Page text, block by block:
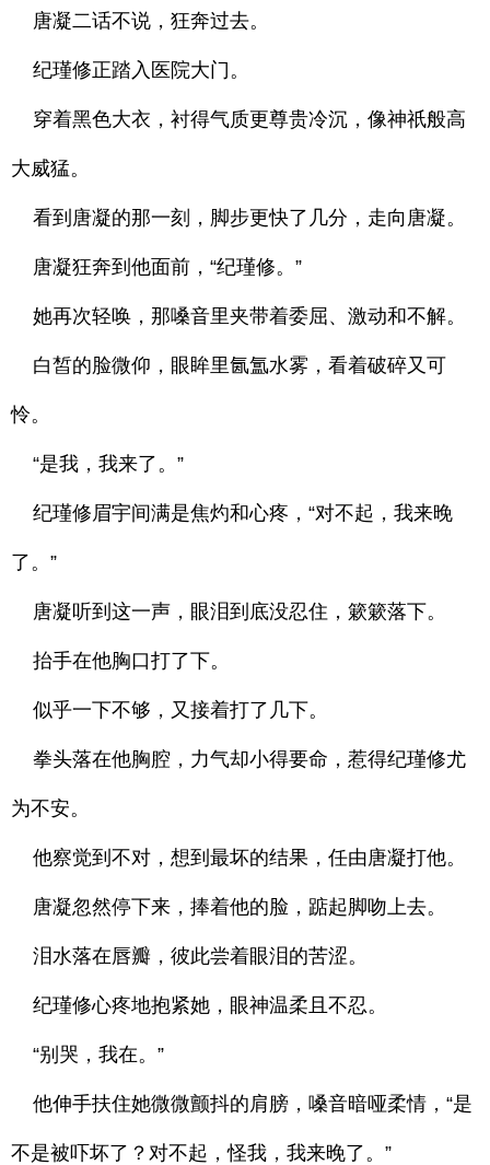
唐凝二话不说，狂奔过去。
纪瑾修正踏入医院大门。
穿着黑色大衣，衬得气质更尊贵冷沉，像神祇般高
大威猛。
看到唐凝的那一刻，脚步更快了几分，走向唐凝。
唐凝狂奔到他面前，“纪瑾修。”
她再次轻唤，那嗓音里夹带着委屈、激动和不解。
白皙的脸微仰，眼眸里氤氲水雾，看着破碎又可
怜。
“是我，我来了。”
纪瑾修眉宇间满是焦灼和心疼，“对不起，我来晚
了。”
唐凝听到这一声，眼泪到底没忍住，簌簌落下。
抬手在他胸口打了下。
似乎一下不够，又接着打了几下。
拳头落在他胸腔，力气却小得要命，惹得纪瑾修尤
为不安。
他察觉到不对，想到最坏的结果，任由唐凝打他。
唐凝忽然停下来，捧着他的脸，踮起脚吻上去。
泪水落在唇瓣，彼此尝着眼泪的苦涩。
纪瑾修心疼地抱紧她，眼神温柔且不忍。
“别哭，我在。”
他伸手扶住她微微颤抖的肩膀，嗓音暗哑柔情，“是
不是被吓坏了？对不起，怪我，我来晚了。”